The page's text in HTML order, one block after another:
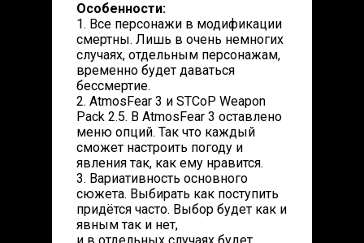
Особенности:
1. Все персонажи в модификации
смертны. Лишь в очень немногих
случаях, отдельным персонажам,
временно будет даваться
бессмертие.
2. AtmosFear 3 и STCoP Weapon
Pack 2.5. В AtmosFear 3 оставлено
меню опций. Так что каждый
сможет настроить погоду и
явления так, как ему нравится.
3. Вариативность основного
сюжета. Выбирать как поступить
придётся часто. Выбор будет как и
явным так и нет,